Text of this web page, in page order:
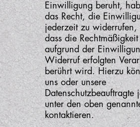
Einwilligung beruht,
das Recht, die
jederzeit zu widerrufen,
dass die
aufgrund der
Widerruf erfolgten
berührt wird. Hierzu
uns oder unsere
Datenschutzbeauftragte
unter den oben
kontaktieren.